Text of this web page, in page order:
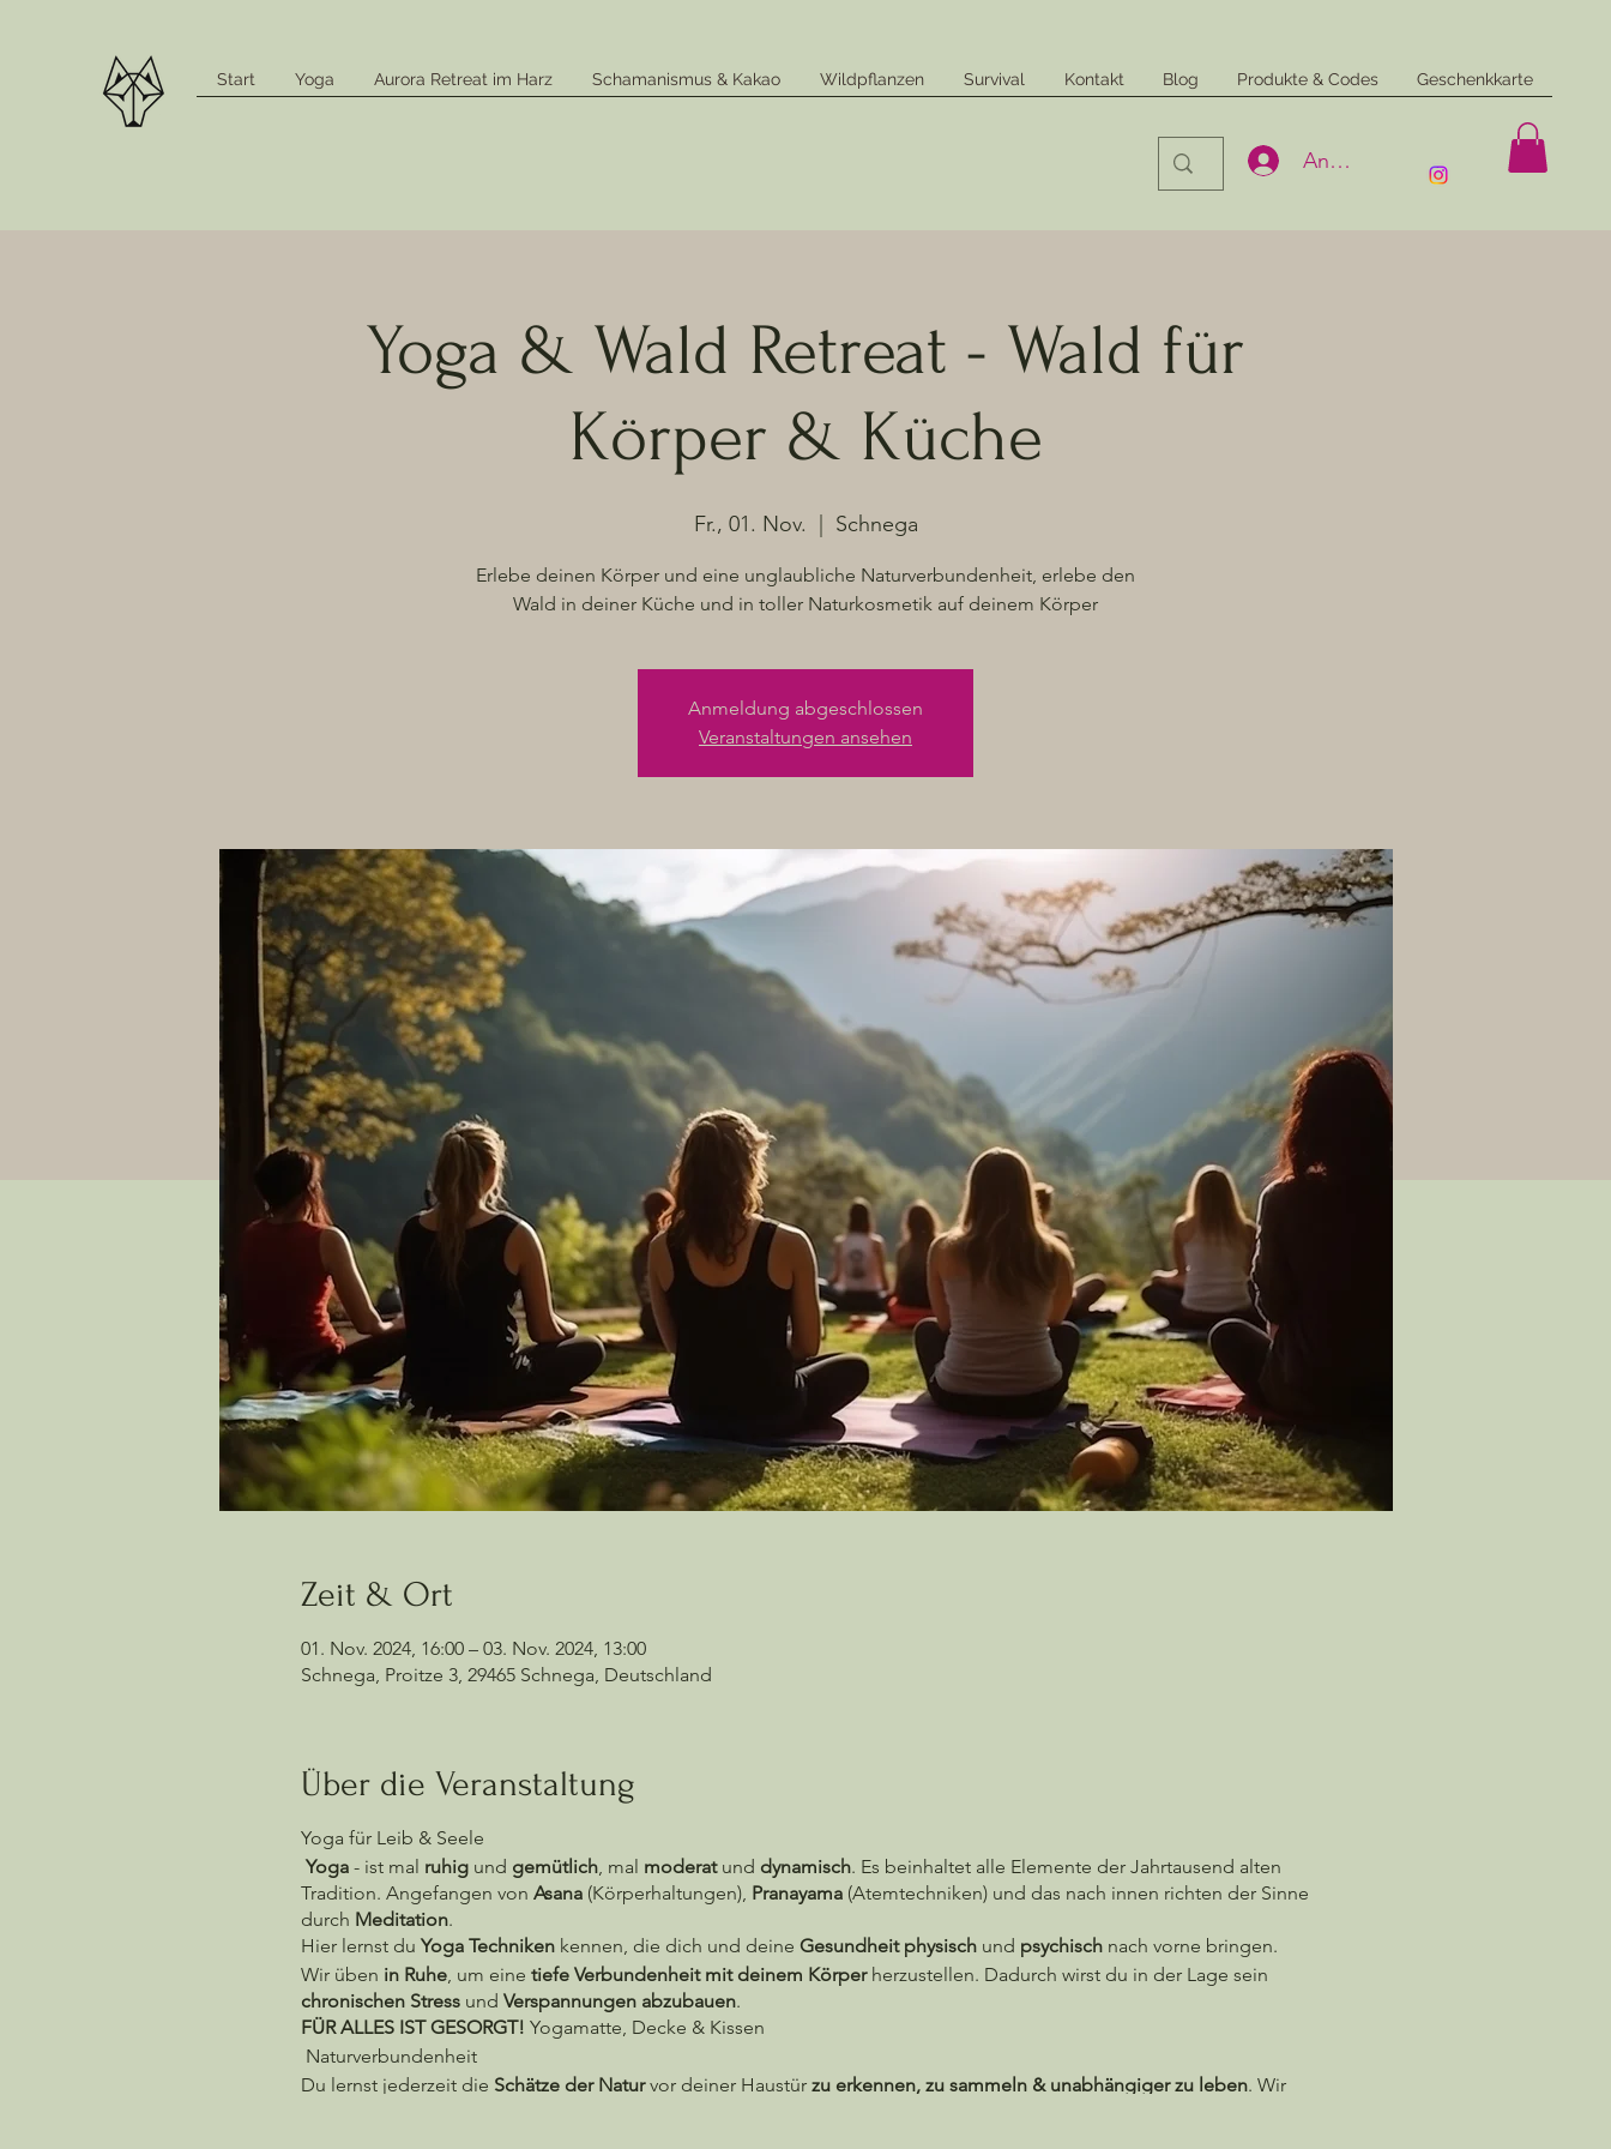
Start Yoga Aurora Retreat im Harz Schamanismus & Kakao Wildpflanzen Survival Kontakt Blog Produkte & Codes Geschenkkarte
Anmelden
Yoga & Wald Retreat - Wald für
Körper & Küche
Fr., 01. Nov. Schnega
Erlebe deinen Körper und eine unglaubliche Naturverbundenheit, erlebe den
Wald in deiner Küche und in toller Naturkosmetik auf deinem Körper
Anmeldung abgeschlossen
Veranstaltungen ansehen
Zeit & Ort
01. Nov. 2024, 16:00 – 03. Nov. 2024, 13:00
Schnega, Proitze 3, 29465 Schnega, Deutschland
Über die Veranstaltung
Yoga für Leib & Seele
Yoga- ist mal ruhigund gemütlich, mal moderatund dynamisch. Es beinhaltet alle Elemente der Jahrtausend alten
Tradition. Angefangen von Asana (Körperhaltungen), Pranayama (Atemtechniken) und das nach innen richten der Sinne
durch Meditation.
Hier lernst du Yoga Technikenkennen, die dich und deine Gesundheit physischund psychischnach vorne bringen.
Wir üben in Ruhe, um eine tiefe Verbundenheit mit deinem Körperherzustellen. Dadurch wirst du in der Lage sein
chronischen Stressund Verspannungen abzubauen.
FÜR ALLES IST GESORGT! Yogamatte, Decke & Kissen
Naturverbundenheit
Du lernst jederzeit die Schätze der Naturvor deiner Haustür zu erkennen, zu sammeln & unabhängiger zu leben. Wir